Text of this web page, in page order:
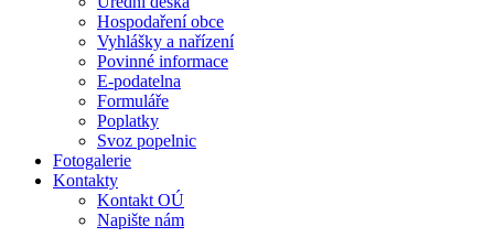
Hospodaření obce
Vyhlášky a nařízení
Povinné informace
E-podatelna
Formuláře
Poplatky
Svoz popelnic
Fotogalerie
Kontakty
Kontakt OÚ
Napište nám